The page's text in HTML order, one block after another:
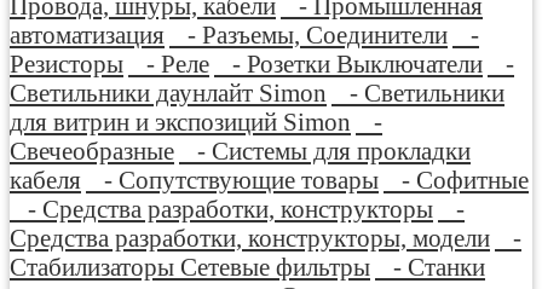
автоматизация
- Разъемы, Соединители
-
Резисторы
- Реле - Розетки Выключатели
-
Светильники даунлайт Simon
- Светильники
для витрин и экспозиций Simon
-
Свечеобразные
- Системы для прокладки
кабеля
- Сопутствующие товары
- Софитные
- Средства разработки, конструкторы
-
Средства разработки, конструкторы, модели
-
Стабилизаторы Сетевые фильтры
- Станки